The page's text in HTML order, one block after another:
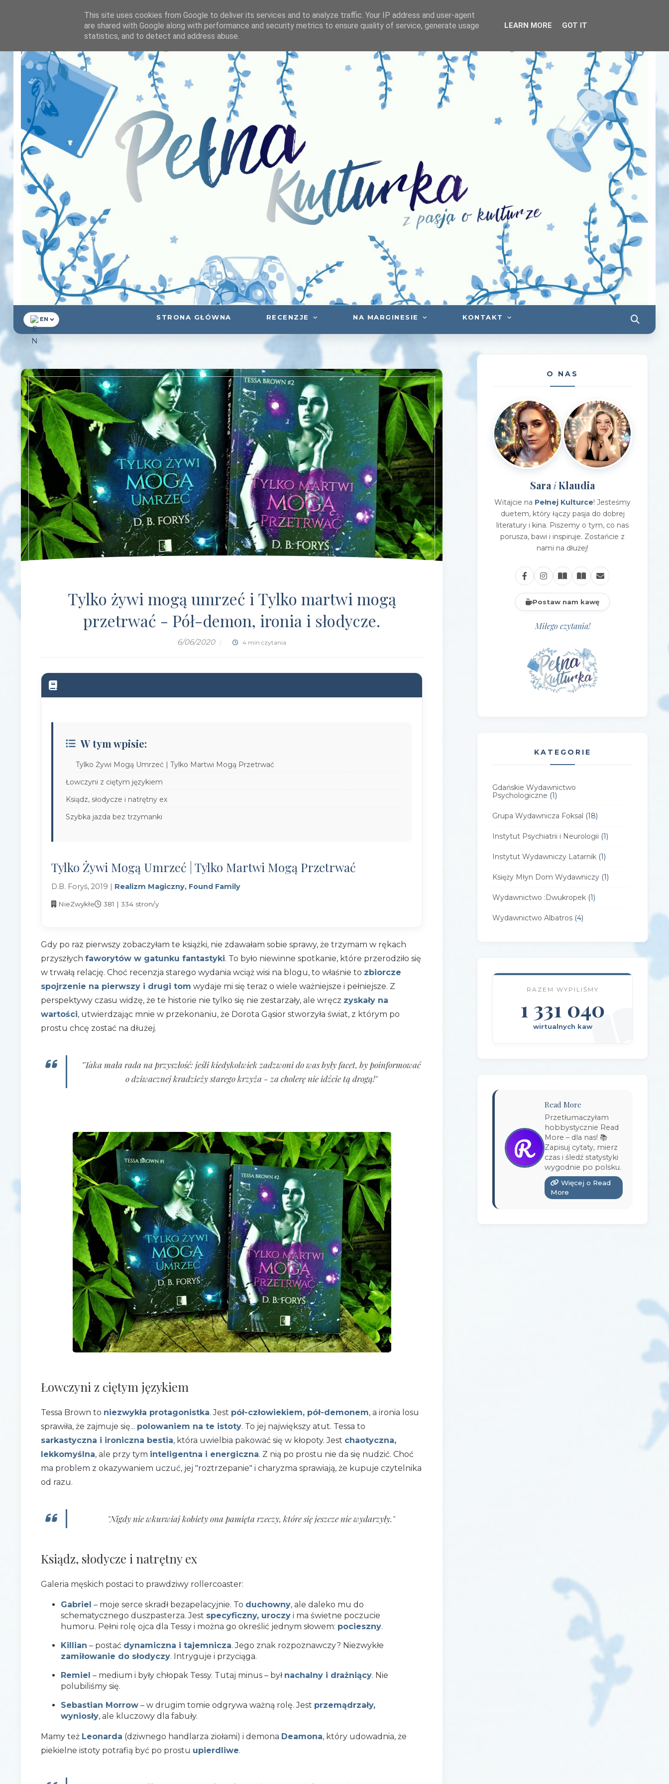
EN STRONA GŁÓWNA RECENZJE NA MARGINESIE KONTAKT
Tylko żywi mogą umrzeć i Tylko martwi mogą
przetrwać - Pół-demon, ironia i słodycze.
6/06/2020 | 4 min czytania
W tym wpisie:
Tylko Żywi Mogą Umrzeć | Tylko Martwi Mogą Przetrwać
Łowczyni z ciętym językiem
Ksiądz, słodycze i natrętny ex
Szybka jazda bez trzymanki
Tylko Żywi Mogą Umrzeć | Tylko Martwi Mogą Przetrwać
D.B. Foryś, 2019 | Realizm Magiczny, Found Family
NieZwykłe 381 | 334 stron/y
Gdy po raz pierwszy zobaczyłam te książki, nie zdawałam sobie sprawy, że trzymam w rękach
przyszłych faworytów w gatunku fantastyki. To było niewinne spotkanie, które przerodziło się
w trwałą relację. Choć recenzja starego wydania wciąż wisi na blogu, to właśnie to zbiorcze
spojrzenie na pierwszy i drugi tom wydaje mi się teraz o wiele ważniejsze i pełniejsze. Z
perspektywy czasu widzę, że te historie nie tylko się nie zestarzały, ale wręcz zyskały na
wartości, utwierdzając mnie w przekonaniu, że Dorota Gąsior stworzyła świat, z którym po
prostu chcę zostać na dłużej.
"Taka mała rada na przyszłość: jeśli kiedykolwiek zadzwoni do was były facet, by poinformować
o dziwacznej kradzieży starego krzyża - za cholerę nie idźcie tą drogą!"
Łowczyni z ciętym językiem
Tessa Brown to niezwykła protagonistka. Jest pół-człowiekiem, pół-demonem, a ironia losu
sprawiła, że zajmuje się... polowaniem na te istoty. To jej największy atut. Tessa to
sarkastyczna i ironiczna bestia, która uwielbia pakować się w kłopoty. Jest chaotyczna,
lekkomyślna, ale przy tym inteligentna i energiczna. Z nią po prostu nie da się nudzić. Choć
ma problem z okazywaniem uczuć, jej "roztrzepanie" i charyzma sprawiają, że kupuje czytelnika
od razu.
"Nigdy nie wkurwiaj kobiety ona pamięta rzeczy, które się jeszcze nie wydarzyły."
Ksiądz, słodycze i natrętny ex
Galeria męskich postaci to prawdziwy rollercoaster:
Gabriel – moje serce skradł bezapelacyjnie. To duchowny, ale daleko mu do
schematycznego duszpasterza. Jest specyficzny, uroczyi ma świetne poczucie
humoru. Pełni rolę ojca dla Tessy i można go określić jednym słowem: pocieszny.
Killian – postać dynamiczna i tajemnicza. Jego znak rozpoznawczy? Niezwykłe
zamiłowanie do słodyczy. Intryguje i przyciąga.
Remiel – medium i były chłopak Tessy. Tutaj minus – był nachalny i drażniący. Nie
polubiliśmy się.
Sebastian Morrow– w drugim tomie odgrywa ważną rolę. Jest przemądrzały,
wyniosły, ale kluczowy dla fabuły.
Mamy też Leonarda (dziwnego handlarza ziołami) i demona Deamona, który udowadnia, że
piekielne istoty potrafią być po prostu upierdliwe.
O NAS
SaraiKlaudia
Witajcie na Pełnej Kulturce! Jesteśmy
duetem, który łączy pasja do dobrej
literatury i kina. Piszemy o tym, co nas
porusza, bawi i inspiruje. Zostańcie z
nami na dłużej!
Postaw nam kawę
Miłego czytania!
KATEGORIE
Gdańskie Wydawnictwo
Psychologiczne (1)
Grupa Wydawnicza Foksal (18)
Instytut Psychiatrii i Neurologii (1)
Instytut Wydawniczy Latarnik(1)
Księży Młyn Dom Wydawniczy(1)
Wydawnictwo :Dwukropek(1)
Wydawnictwo Albatros(4)
Wydawnictwo Axis Mundi (3)
Wydawnictwo Bosz (1)
Wydawnictwo Bukowy Las(17)
Wydawnictwo Burda Książki(3)
Wydawnictwo Copernicus Center
(1)
Wydawnictwo Czarna Owca
Wydawnictwo Czarne
Wydawnictwo Kompania Mediowa
Wydawnictwo Krytyka Polityczna
Wydawnictwo Książnica (1)
Wydawnictwo Literackie(4)
(1)
(16)
RAZEM WYPILIŚMY
1 331 040
wirtualnych kaw
Read More
Przetłumaczyłam
hobbystycznie Read
More – dla nas! 📚
Zapisuj cytaty, mierz
czas i śledź statystyki
wygodnie po polsku.
Więcej o Read
More
This site uses cookies from Google to deliver its services and to analyze traffic. Your IP address and user-agent
are shared with Google along with performance and security metrics to ensure quality of service, generate usage
statistics, and to detect and address abuse.
LEARN MORE GOT IT